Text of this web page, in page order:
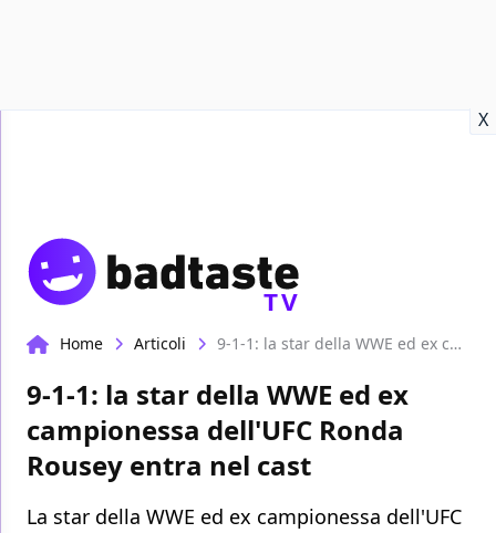
X
TV
Home Articoli 9-1-1: la star della WWE ed ex campionessa dell'UFC Ronda Rousey entra nel cast
9-1-1: la star della WWE ed ex
campionessa dell'UFC Ronda
Rousey entra nel cast
La star della WWE ed ex campionessa dell'UFC